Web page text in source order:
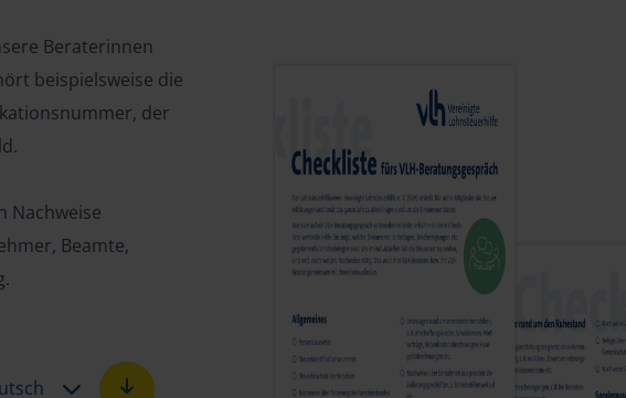
Beraterinnen
beispielsweise die
der
Nachweise
Beamte,